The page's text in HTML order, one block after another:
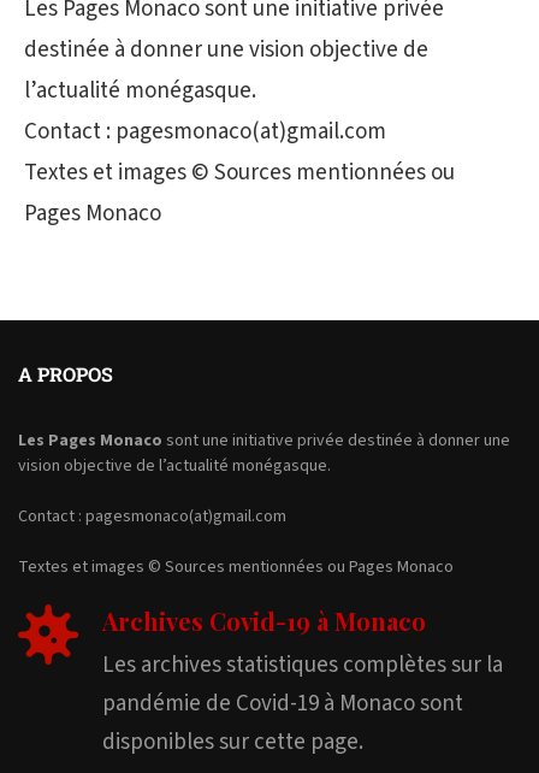
Les Pages Monaco sont une initiative privée
destinée à donner une vision objective de
l’actualité monégasque.
Contact : pagesmonaco(at)gmail.com
Textes et images © Sources mentionnées ou
Pages Monaco
A PROPOS
Les Pages Monaco sont une initiative privée destinée à donner une
vision objective de l’actualité monégasque.
Contact : pagesmonaco(at)gmail.com
Textes et images © Sources mentionnées ou Pages Monaco
Archives Covid-19 à Monaco
Les archives statistiques complètes sur la
pandémie de Covid-19 à Monaco sont
disponibles sur cette page.